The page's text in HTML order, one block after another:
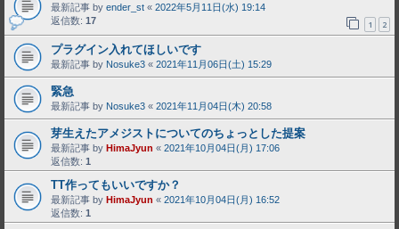
最新記事 by ender_st « 2022年5月11日(水) 19:14
返信数: 17 1 2
プラグイン入れてほしいです
最新記事 by Nosuke3 « 2021年11月06日(土) 15:29
緊急
最新記事 by Nosuke3 « 2021年11月04日(木) 20:58
芽生えたアメジストについてのちょっとした提案
最新記事 by HimaJyun « 2021年10月04日(月) 17:06
返信数: 1
TT作ってもいいですか？
最新記事 by HimaJyun « 2021年10月04日(月) 16:52
返信数: 1